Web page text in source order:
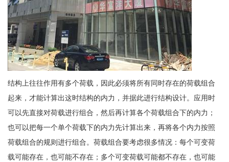
结构上往往作用有多个荷载，因此必须将所有同时存在的荷载组合
起来，才能计算出这时结构的内力，并据此进行结构设计。应用时
可以先直接对荷载进行组合，然后再计算各个荷载组合下的内力；
也可以把每一个单个荷载下的内力先计算出来，再将各个内力按照
荷载组合的规则进行组合。荷载组合要考虑很多情况：每个可变荷
载可能存在，也可能不存在；多个可变荷载可能都不存在，也可能